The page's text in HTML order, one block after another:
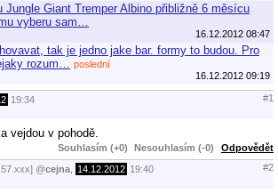
Jungle Giant Tremper Albino přibližně 6 měsícu
vyberu sam…
16.12.2012 08:47
tak je jedno jake bar. formy to budou. Pro
rozum…
poslední
16.12.2012 09:19
19:34 #1
vejdou v pohodě.
Souhlasím (+0) Nesouhlasím (-0) Odpovědět
@cejna 14.12.2012 19:40 #2